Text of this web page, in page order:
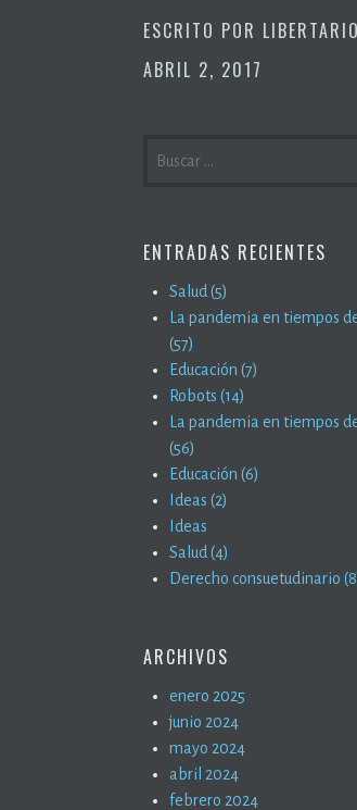
ESCRITO POR LIBERTARIO
ABRIL 2, 2017
ENTRADAS RECIENTES
Salud (5)
La pandemia en tiempos
(57)
Educación (7)
Robots (14)
La pandemia en tiempos
(56)
Educación (6)
Ideas (2)
Ideas
Salud (4)
Derecho consuetudinario
ARCHIVOS
enero 2025
junio 2024
mayo 2024
abril 2024
febrero 2024